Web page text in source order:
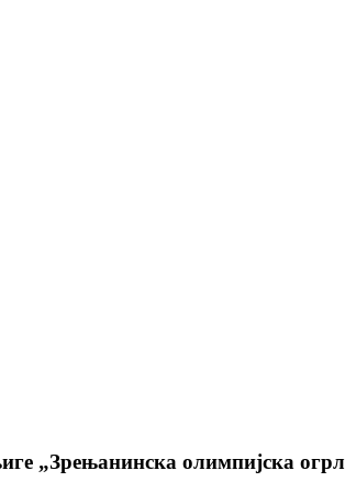
„Зрењанинска олимпијска